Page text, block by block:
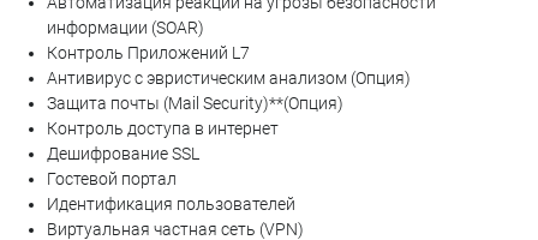
информации (SOAR)
Контроль Приложений L7
Антивирус с эвристическим анализом (Опция)
Защита почты (Mail Security)**(Опция)
Контроль доступа в интернет
Дешифрование SSL
Гостевой портал
Идентификация пользователей
Виртуальная частная сеть (VPN)